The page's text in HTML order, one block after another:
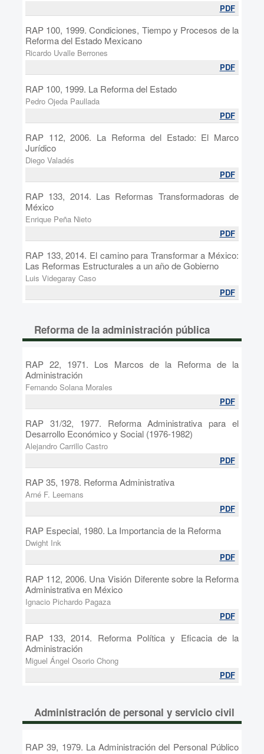
PDF
RAP 100, 1999. Condiciones, Tiempo y Procesos de la
Reforma del Estado Mexicano
Ricardo Uvalle Berrones
PDF
RAP 100, 1999. La Reforma del Estado
Pedro Ojeda Paullada
PDF
RAP 112, 2006. La Reforma del Estado: El Marco
Jurídico
Diego Valadés
PDF
RAP 133, 2014. Las Reformas Transformadoras de
México
Enrique Peña Nieto
PDF
RAP 133, 2014. El camino para Transformar a México:
Las Reformas Estructurales a un año de Gobierno
Luis Videgaray Caso
PDF
Reforma de la administración pública
RAP 22, 1971. Los Marcos de la Reforma de la
Administración
Fernando Solana Morales
PDF
RAP 31/32, 1977. Reforma Administrativa para el
Desarrollo Económico y Social (1976-1982)
Alejandro Carrillo Castro
PDF
RAP 35, 1978. Reforma Administrativa
Arné F. Leemans
PDF
RAP Especial, 1980. La Importancia de la Reforma
Dwight Ink
PDF
RAP 112, 2006. Una Visión Diferente sobre la Reforma
Administrativa en México
Ignacio Pichardo Pagaza
PDF
RAP 133, 2014. Reforma Política y Eficacia de la
Administración
Miguel Ángel Osorio Chong
PDF
Administración de personal y servicio civil
RAP 39, 1979. La Administración del Personal Público